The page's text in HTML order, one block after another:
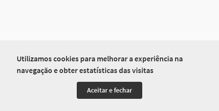
Utilizamos cookies para melhorar a experiência na
navegação e obter estatísticas das visitas
Aceitar e fechar